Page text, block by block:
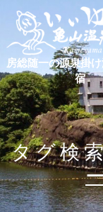
房総随一の源泉掛
宿
タグ検